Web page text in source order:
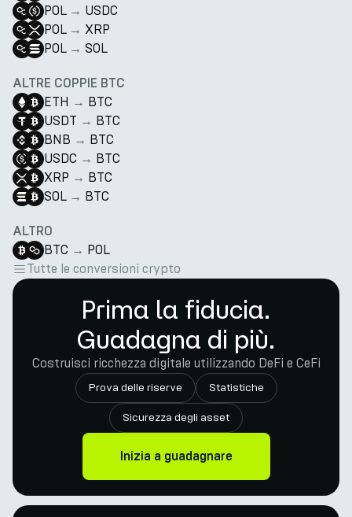
POL → USDC
POL → XRP
POL → SOL
ALTRE COPPIE BTC
ETH → BTC
USDT → BTC
BNB → BTC
USDC → BTC
XRP → BTC
SOL → BTC
ALTRO
BTC → POL
Tutte le conversioni crypto
Prima la fiducia.
Guadagna di più.
Costruisci ricchezza digitale utilizzando DeFi e CeFi
Prova delle riserve Statistiche
Sicurezza degli asset
Inizia a guadagnare